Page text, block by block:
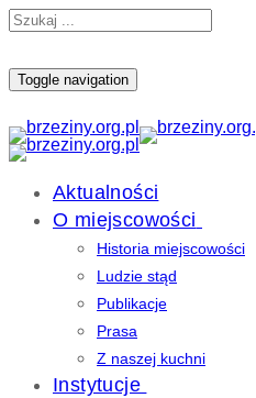
Toggle navigation
Aktualności
O miejscowości
Historia miejscowości
Ludzie stąd
Publikacje
Prasa
Z naszej kuchni
Instytucje